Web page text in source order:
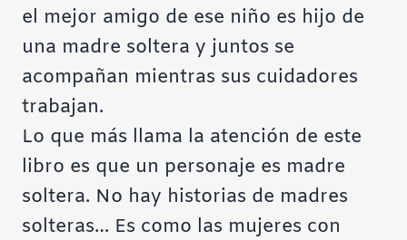
el mejor amigo de ese niño es hijo de
una madre soltera y juntos se
acompañan mientras sus cuidadores
trabajan.
Lo que más llama la atención de este
libro es que un personaje es madre
soltera. No hay historias de madres
solteras… Es como las mujeres con